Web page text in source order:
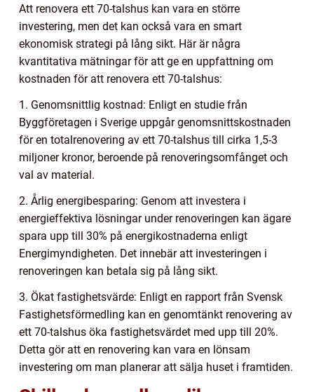
Att renovera ett 70-talshus kan vara en större
investering, men det kan också vara en smart
ekonomisk strategi på lång sikt. Här är några
kvantitativa mätningar för att ge en uppfattning om
kostnaden för att renovera ett 70-talshus:
1. Genomsnittlig kostnad: Enligt en studie från
Byggföretagen i Sverige uppgår genomsnittskostnaden
för en totalrenovering av ett 70-talshus till cirka 1,5-3
miljoner kronor, beroende på renoveringsomfånget och
val av material.
2. Årlig energibesparing: Genom att investera i
energieffektiva lösningar under renoveringen kan ägare
spara upp till 30% på energikostnaderna enligt
Energimyndigheten. Det innebär att investeringen i
renoveringen kan betala sig på lång sikt.
3. Ökat fastighetsvärde: Enligt en rapport från Svensk
Fastighetsförmedling kan en genomtänkt renovering av
ett 70-talshus öka fastighetsvärdet med upp till 20%.
Detta gör att en renovering kan vara en lönsam
investering om man planerar att sälja huset i framtiden.